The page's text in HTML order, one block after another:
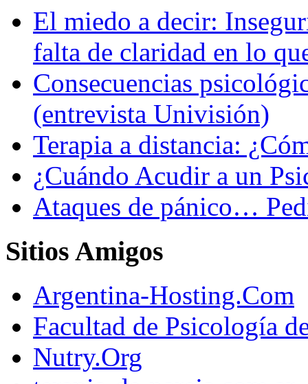
El miedo a decir:
falta de claridad en lo
Consecuencias
(entrevista Univisión)
Terapia a distancia:
¿Cuándo Acudir a un
Ataques de pánico…
Sitios Amigos
Argentina-Hosting.Com
Facultad de Psicología
Nutry.Org